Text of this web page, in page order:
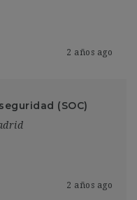
2 años ago
(SOC)
2 años ago